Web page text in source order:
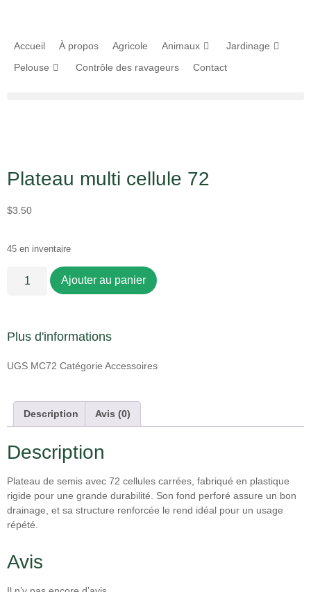
Accueil À propos Agricole Animaux
Jardinage
Pelouse
Contrôle des ravageurs Contact
Plateau multi cellule 72
$3.50
45 en inventaire
Ajouter au panier
Plus d'informations
UGS MC72 Catégorie Accessoires
Description Avis (0)
Description
Plateau de semis avec 72 cellules carrées, fabriqué en plastique
rigide pour une grande durabilité. Son fond perforé assure un bon
drainage, et sa structure renforcée le rend idéal pour un usage
répété.
Avis